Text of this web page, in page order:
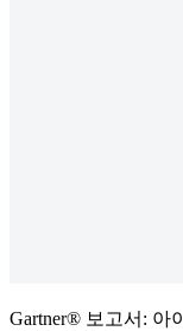
Gartner® 보고서: 아